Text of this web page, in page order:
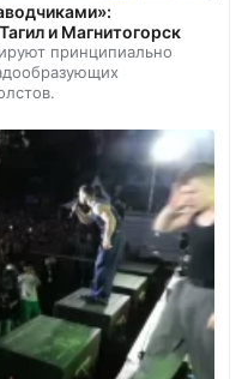
и Магнитогорск
принципиально